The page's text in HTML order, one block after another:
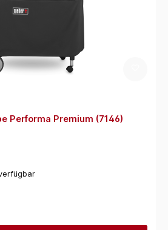
Performa Premium (7146)